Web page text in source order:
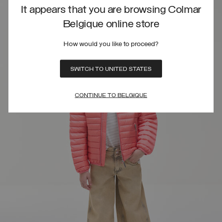
It appears that you are browsing Colmar
Belgique online store
How would you like to proceed?
SWITCH TO UNITED STATES
CONTINUE TO BELGIQUE